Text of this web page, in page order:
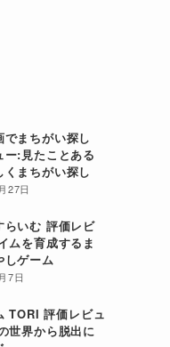
でまちがい探し
ー:見たことある
くまちがい探し
27日
らいむ 評価レビ
ムを育成するま
しゲーム
7日
TORI 評価レビュ
世界から脱出に